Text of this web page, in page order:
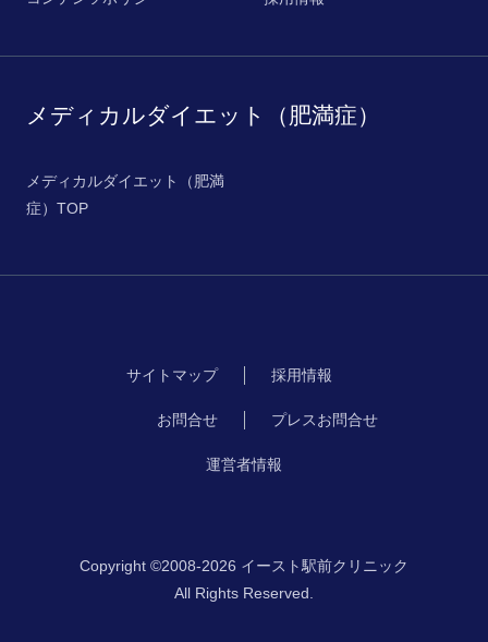
メディカルダイエット（肥満症）
メディカルダイエット（肥満
症）TOP
サイトマップ 採用情報
お問合せ プレスお問合せ
運営者情報
Copyright ©2008-2026 イースト駅前クリニック
All Rights Reserved.